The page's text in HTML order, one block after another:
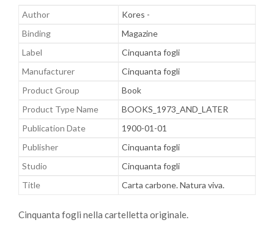
Author
Kores -
Binding
Magazine
Label
Cinquanta fogli
Manufacturer
Cinquanta fogli
Product Group
Book
Product Type Name
BOOKS_1973_AND_LATER
Publication Date
1900-01-01
Publisher
Cinquanta fogli
Studio
Cinquanta fogli
Title
Carta carbone. Natura viva.
Cinquanta fogli nella cartelletta originale.